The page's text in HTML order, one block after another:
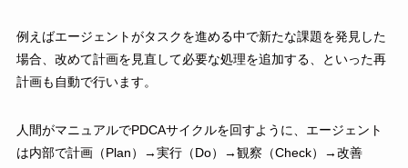
例えばエージェントがタスクを進める中で新たな課題を発見した
場合、改めて計画を見直して必要な処理を追加する、といった再
計画も自動で行います。
人間がマニュアルでPDCAサイクルを回すように、エージェント
は内部で計画（Plan）→実行（Do）→観察（Check）→改善